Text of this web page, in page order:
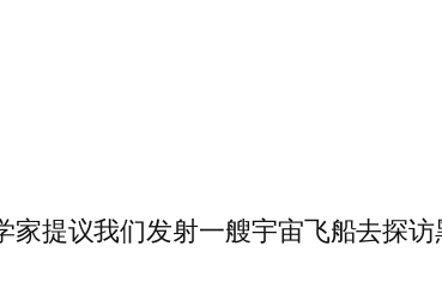
家提议我们发射一艘宇宙飞船去探访